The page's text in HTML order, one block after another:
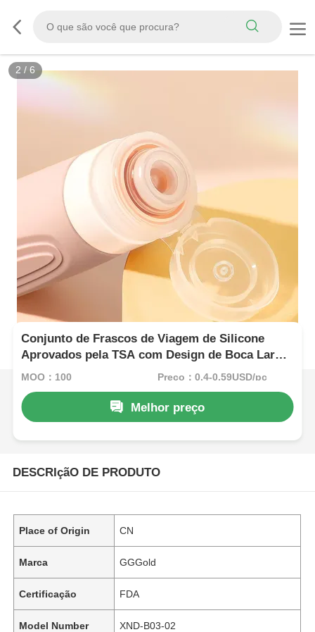
3 / 6
Conjunto de Frascos de Viagem de Silicone
Aprovados pela TSA com Design de Boca Larga,
Compactos e Sem BPA para Viagens Sem
MOQ：100 Preço：0.4-0.59USD/pc
Melhor preço
DESCRIçãO DE PRODUTO
Place of Origin CN
Marca GGGold
Certificação FDA
Model Number XND-B03-02